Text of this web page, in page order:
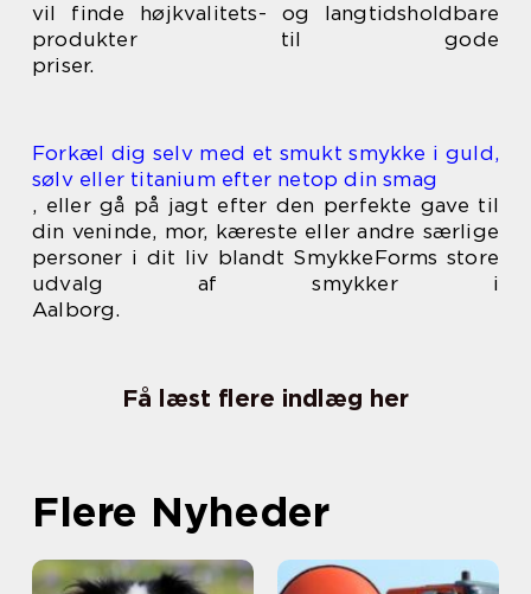
vil finde højkvalitets- og langtidsholdbare
produkter til gode
priser.
Forkæl dig selv med et smukt smykke i guld,
sølv eller titanium efter netop din smag
, eller gå på jagt efter den perfekte gave til
din veninde, mor, kæreste eller andre særlige
personer i dit liv blandt SmykkeForms store
udvalg af smykker i
Aalborg.
Få læst flere indlæg her
Flere Nyheder